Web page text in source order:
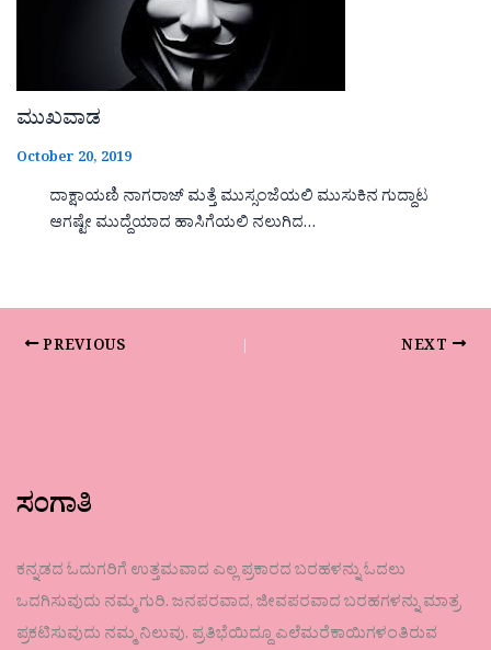
ಮುಖವಾಡ
October 20, 2019
ದಾಕ್ಷಾಯಣಿ ನಾಗರಾಜ್ ಮತ್ತೆ ಮುಸ್ಸಂಜೆಯಲಿ ಮುಸುಕಿನ ಗುದ್ದಾಟ
ಆಗಷ್ಟೇ ಮುದ್ದೆಯಾದ ಹಾಸಿಗೆಯಲಿ ನಲುಗಿದ…
PREVIOUS NEXT
ಸಂಗಾತಿ
ಕನ್ನಡದ ಓದುಗರಿಗೆ ಉತ್ತಮವಾದ ಎಲ್ಲ ಪ್ರಕಾರದ ಬರಹಳನ್ನು ಓದಲು
ಒದಗಿಸುವುದು ನಮ್ಮ ಗುರಿ. ಜನಪರವಾದ, ಜೀವಪರವಾದ ಬರಹಗಳನ್ನು ಮಾತ್ರ
ಪ್ರಕಟಿಸುವುದು ನಮ್ಮ ನಿಲುವು. ಪ್ರತಿಭೆಯಿದ್ದೂ ಎಲೆಮರೆಕಾಯಿಗಳಂತಿರುವ